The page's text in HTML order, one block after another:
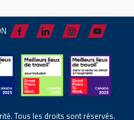
Tous les droits sont réservés.